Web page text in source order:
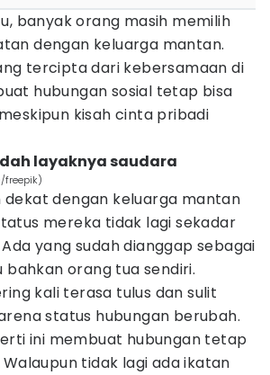
banyak orang masih memilih
dengan keluarga mantan.
tercipta dari kebersamaan di
hubungan sosial tetap bisa
kisah cinta pribadi
layaknya saudara
freepik)
dengan keluarga mantan
mereka tidak lagi sekadar
yang sudah dianggap sebagai
bahkan orang tua sendiri.
kali terasa tulus dan sulit
status hubungan berubah.
ini membuat hubungan tetap
tidak lagi ada ikatan